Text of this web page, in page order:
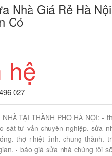
Nhà Giá Rẻ Hà
Có
hệ
027
NHÀ TẠI THÀNH PHỐ HÀ NỘI: -
sát tư vấn chuyên nghiệp. sửa
thợ nhiệt tình, chung thành,
- báo giá sửa nhà chúng tôi